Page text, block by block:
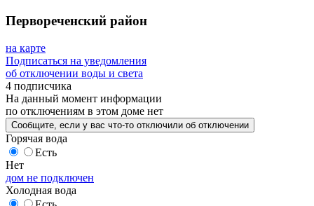
Первореченский район
на карте
Подписаться на уведомления
об отключении воды и света
4 подписчика
На данный момент информации
по отключениям в этом доме нет
Сообщите , если у вас что-то отключили об отключении
Горячая вода
Есть
Нет
дом не подключен
Холодная вода